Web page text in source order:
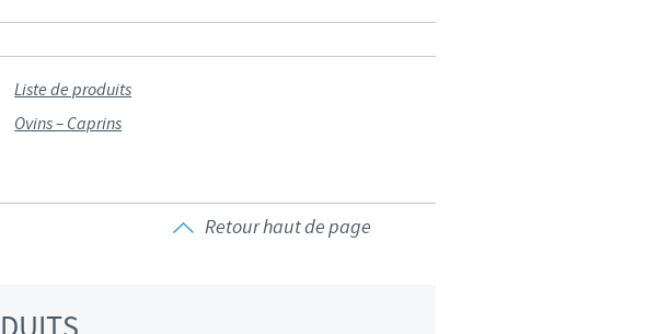
Liste de produits
Ovins – Caprins
Retour haut de page